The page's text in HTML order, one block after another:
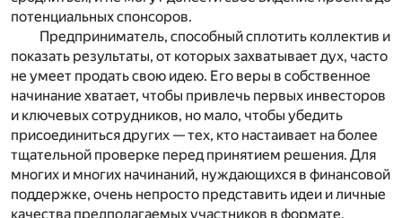
потенциальных спонсоров.
Предприниматель, способный сплотить коллектив и
показать результаты, от которых захватывает дух, часто
не умеет продать свою идею. Его веры в собственное
начинание хватает, чтобы привлечь первых инвесторов
и ключевых сотрудников, но мало, чтобы убедить
присоединиться других — тех, кто настаивает на более
тщательной проверке перед принятием решения. Для
многих и многих начинаний, нуждающихся в финансовой
поддержке, очень непросто представить идеи и личные
качества предполагаемых участников в формате,